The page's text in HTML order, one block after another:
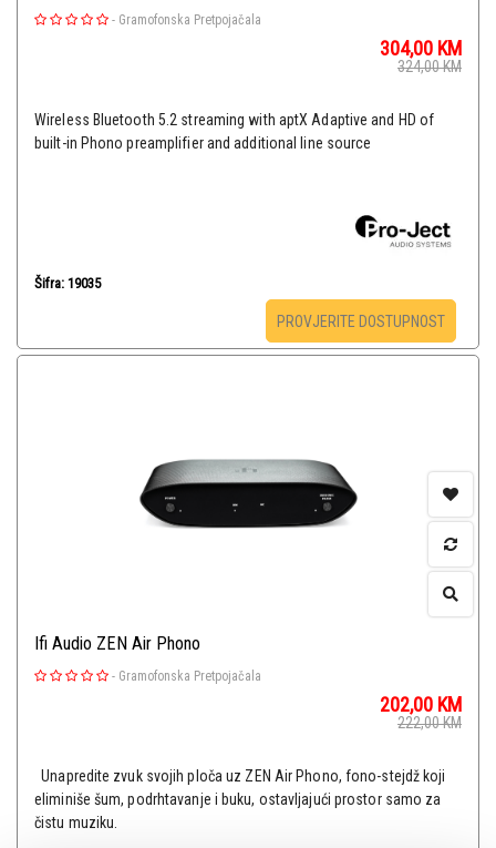
- Gramofonska Pretpojačala
304,00 KM
324,00KM
Wireless Bluetooth 5.2 streaming with aptX Adaptive and HD of
built-in Phono preamplifier and additional line source
Šifra: 19035
PROVJERITE DOSTUPNOST
Ifi Audio ZEN Air Phono
- Gramofonska Pretpojačala
202,00 KM
222,00KM
Unapredite zvuk svojih ploča uz ZEN Air Phono, fono-stejdž koji
eliminiše šum, podrhtavanje i buku, ostavljajući prostor samo za
čistu muziku.